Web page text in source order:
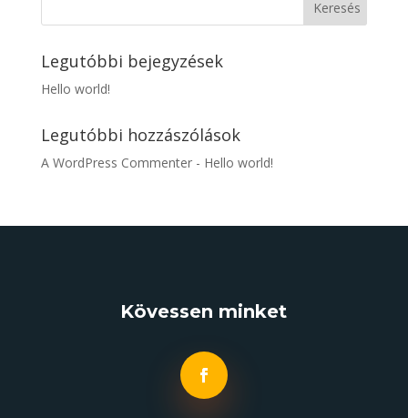
Legutóbbi bejegyzések
Hello world!
Legutóbbi hozzászólások
A WordPress Commenter- Hello world!
Kövessen minket